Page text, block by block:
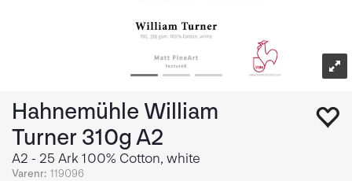
Hahnemühle William
Turner 310g A2
A2 - 25 Ark 100% Cotton, white
Varenr: 119096